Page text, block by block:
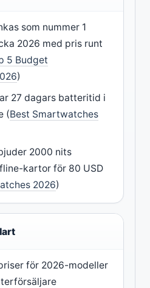
som nummer 1
2026 med pris runt
5 Budget
)
27 dagars batteritid i
(Best Smartwatches
2000 nits
kartor för 80 USD
2026)
för 2026-modeller